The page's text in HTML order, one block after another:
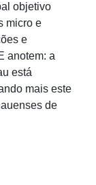
objetivo
micro e
e
anotem: a
está
mais este
de